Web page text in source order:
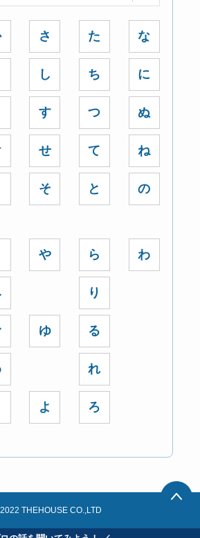
さ
し
す
せ
そ
た
ち
つ
て
と
な
に
ぬ
ね
の
や
ゆ
よ
ら
り
る
れ
ろ
わ
THEHOUSE CO.,LTD